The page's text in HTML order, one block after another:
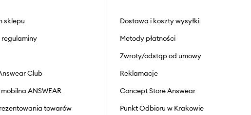
sklepu
regulaminy
Club
ANSWEAR
towarów
Dostawa i koszty wysyłki
Metody płatności
Zwroty/odstąp od umowy
Reklamacje
Concept Store Answear
Punkt Odbioru w Krakowie